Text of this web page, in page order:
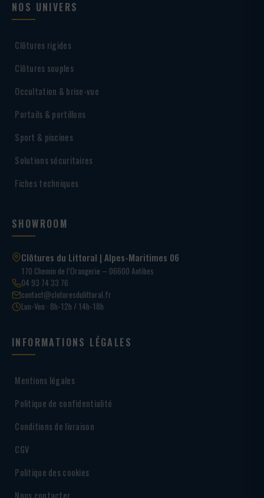
NOS UNIVERS
Clôtures rigides
Clôtures souples
Occultation & brise-vue
Portails & portillons
Sport & piscines
Solutions sécuritaires
Fiches techniques
SHOWROOM
Clôtures du Littoral | Alpes-Maritimes 06
170 Chemin de l’Orangerie – 06600 Antibes
04 93 74 33 76
contact@cloturesdulittoral.fr
Lun-Ven · 8h-12h / 14h-18h
INFORMATIONS LÉGALES
Mentions légales
Politique de confidentialité
Conditions de livraison
CGV
Politique des cookies
Nous contacter